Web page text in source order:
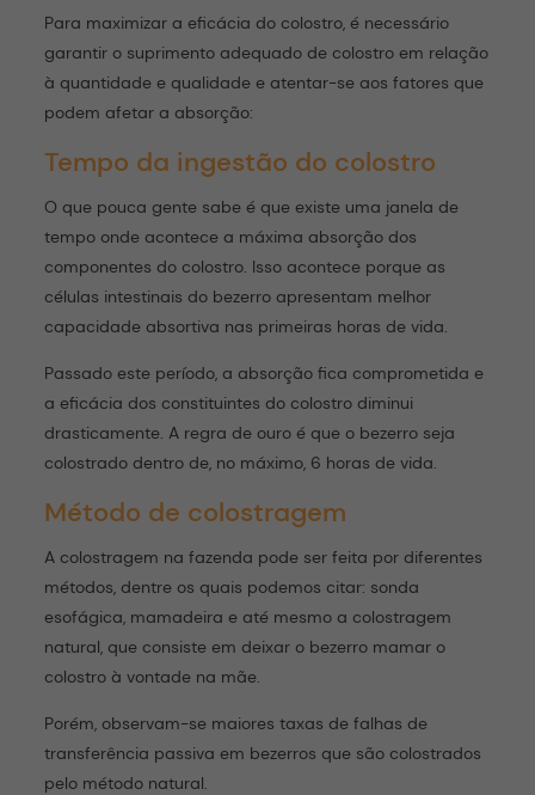
Para maximizar a eficácia do colostro, é necessário
garantir o suprimento adequado de colostro em relação
à quantidade e qualidade e atentar-se aos fatores que
podem afetar a absorção:
Tempo da ingestão do colostro
O que pouca gente sabe é que existe uma janela de
tempo onde acontece a máxima absorção dos
componentes do colostro. Isso acontece porque as
células intestinais do bezerro apresentam melhor
capacidade absortiva nas primeiras horas de vida.
Passado este período, a absorção fica comprometida e
a eficácia dos constituintes do colostro diminui
drasticamente. A regra de ouro é que o bezerro seja
colostrado dentro de, no máximo, 6 horas de vida.
Método de colostragem
A colostragem na fazenda pode ser feita por diferentes
métodos, dentre os quais podemos citar: sonda
esofágica, mamadeira e até mesmo a colostragem
natural, que consiste em deixar o bezerro mamar o
colostro à vontade na mãe.
Porém, observam-se maiores taxas de falhas de
transferência passiva em bezerros que são colostrados
pelo método natural.